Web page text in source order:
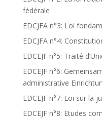
fédérale
EDCJFA n°3: Loi
EDCJFA n°4:
EDCEJF n°5: Traité
EDCEJF n°6:
administrative
EDCEJF n°7: Loi sur la
EDCEJF n°8: Etudes